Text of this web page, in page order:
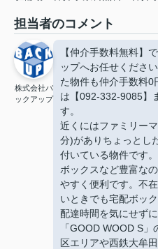
担当者のコメント
株式会社バ
ックアップ
【仲介手数料無料】
ップへお任せくださ
た物件も仲介手数料
は【092-332-9085】
す。
近くにはファミリー
分)がありちょっとし
付いている物件です
ボックスなど豊富な
やすく便利です。不
いときでも宅配ボッ
配達時間を気にせず
「GOOD WOOD S
区エリアや西鉄大牟